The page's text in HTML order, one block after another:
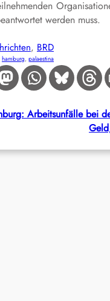
werden muss.
, BRD
hamburg, palaestina
Arbeitsunfälle bei